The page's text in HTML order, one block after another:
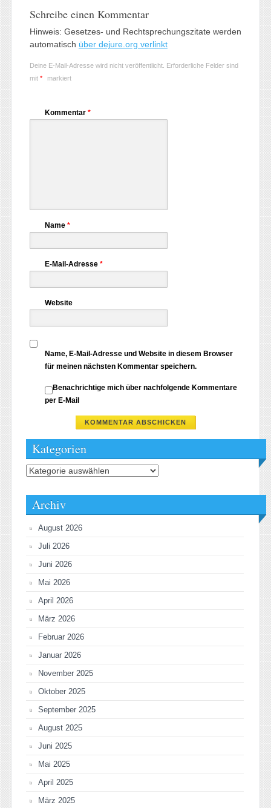
Schreibe einen Kommentar
Hinweis: Gesetzes- und Rechtsprechungszitate werden
automatisch über dejure.org verlinkt
Deine E-Mail-Adresse wird nicht veröffentlicht. Erforderliche Felder sind
mit * markiert
Kommentar *
Name *
E-Mail-Adresse *
Website
Name, E-Mail-Adresse und Website in diesem Browser
für meinen nächsten Kommentar speichern.
Benachrichtige mich über nachfolgende Kommentare
per E-Mail
Kategorien
Kategorien
Archiv
August 2026
Juli 2026
Juni 2026
Mai 2026
April 2026
März 2026
Februar 2026
Januar 2026
November 2025
Oktober 2025
September 2025
August 2025
Juni 2025
Mai 2025
April 2025
März 2025